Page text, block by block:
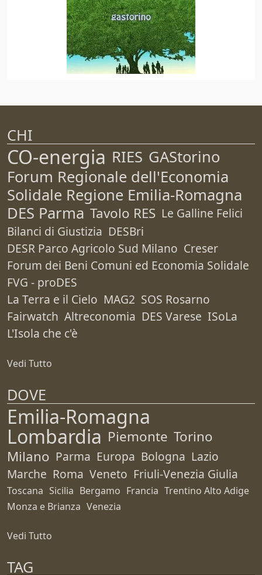
CHI
CO-energia RIES GAStorino
Forum Regionale dell'Economia
Solidale Regione Emilia-Romagna
DES Parma Tavolo RES Le Galline Felici
Bilanci di Giustizia DESBri
DESR Parco Agricolo Sud Milano Creser
Forum dei Beni Comuni ed Economia Solidale
FVG - proDES
La Terra e il Cielo MAG2 SOS Rosarno
Fairwatch Altreconomia DES Varese ISoLa
L'Isola che c'è
Vedi Tutto
DOVE
Emilia-Romagna
Lombardia Piemonte Torino
Milano Parma Europa Bologna Lazio
Marche Roma Veneto Friuli-Venezia Giulia
Toscana Sicilia Bergamo Francia Trentino Alto Adige
Monza e Brianza Venezia
Vedi Tutto
TAG